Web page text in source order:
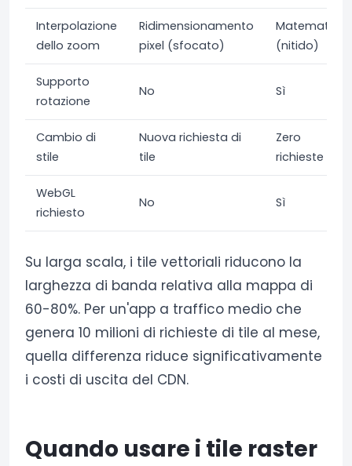
Interpolazione
dello zoom
Ridimensionamento
pixel (sfocato)
Matematico
(nitido)
Supporto
rotazione
No Sì
Cambio di
stile
Nuova richiesta di
tile
Zero
richieste
WebGL
richiesto
No Sì
Su larga scala, i tile vettoriali riducono la
larghezza di banda relativa alla mappa di
60-80%. Per un'app a traffico medio che
genera 10 milioni di richieste di tile al mese,
quella differenza riduce significativamente
i costi di uscita del CDN.
Quando usare i tile raster